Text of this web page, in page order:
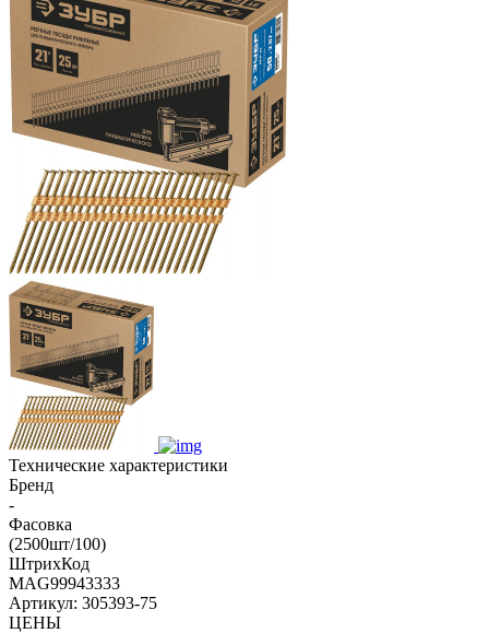
Технические характеристики
Бренд
-
Фасовка
(2500шт/100)
ШтрихКод
MAG99943333
Артикул: 305393-75
ЦЕНЫ